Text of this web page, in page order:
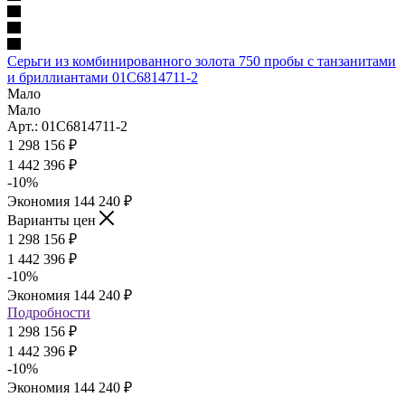
Серьги из комбинированного золота 750 пробы с танзанитами
и бриллиантами 01С6814711-2
Мало
Мало
Арт.: 01С6814711-2
1 298 156 ₽
1 442 396 ₽
-10%
Экономия 144 240 ₽
Варианты цен
1 298 156 ₽
1 442 396 ₽
-10%
Экономия 144 240 ₽
Подробности
1 298 156 ₽
1 442 396 ₽
-10%
Экономия 144 240 ₽